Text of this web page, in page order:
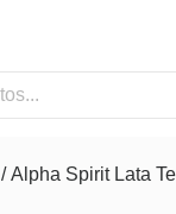
/ Alpha Spirit Lata